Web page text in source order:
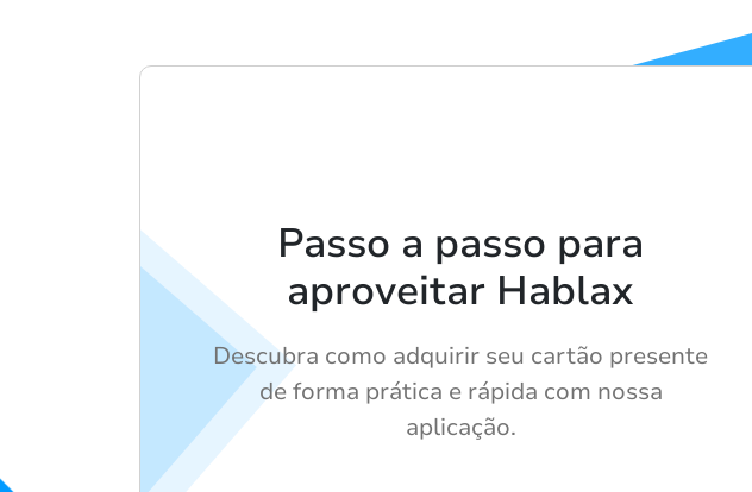
Passo a passo para
aproveitar Hablax
Descubra como adquirir seu cartão presente
de forma prática e rápida com nossa
aplicação.